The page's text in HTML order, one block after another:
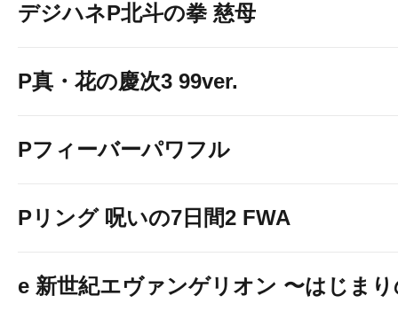
デジハネP北斗の拳 慈母
P真・花の慶次3 99ver.
Pフィーバーパワフル
Pリング 呪いの7日間2 FWA
e 新世紀エヴァンゲリオン 〜はじま